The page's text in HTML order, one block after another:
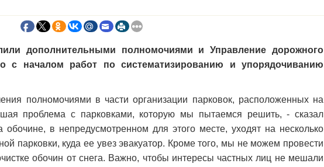
дополнительными полномочиями и Управление дорожного
с началом работ по систематизированию и упорядочиванию
полномочиями в части организации парковок, расположенных на
проблема с парковками, которую мы пытаемся решить, - сказал
в непредусмотренном для этого месте, уходят на несколько
парковки, куда ее увез эвакуатор. Кроме того, мы не можем провести
обочин от снега. Важно, чтобы интересы частных лиц не мешали